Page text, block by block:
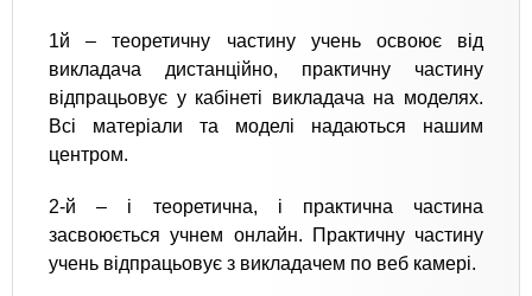
1й – теоретичну частину учень освоює від
викладача дистанційно, практичну частину
відпрацьовує у кабінеті викладача на моделях.
Всі матеріали та моделі надаються нашим
центром.
2-й – і теоретична, і практична частина
засвоюється учнем онлайн. Практичну частину
учень відпрацьовує з викладачем по веб камері.